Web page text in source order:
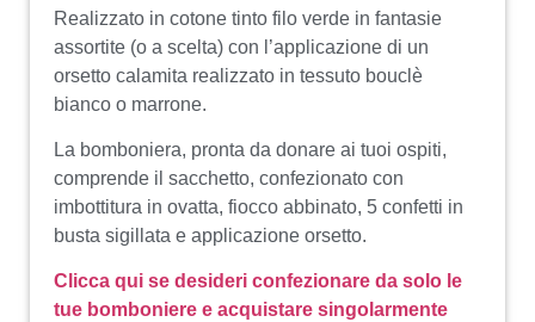
Realizzato in cotone tinto filo verde in fantasie
assortite (o a scelta) con l’applicazione di un
orsetto calamita realizzato in tessuto bouclè
bianco o marrone.
La bomboniera, pronta da donare ai tuoi ospiti,
comprende il sacchetto, confezionato con
imbottitura in ovatta, fiocco abbinato, 5 confetti in
busta sigillata e applicazione orsetto.
Clicca qui se desideri confezionare da solo le
tue bomboniere e acquistare singolarmente